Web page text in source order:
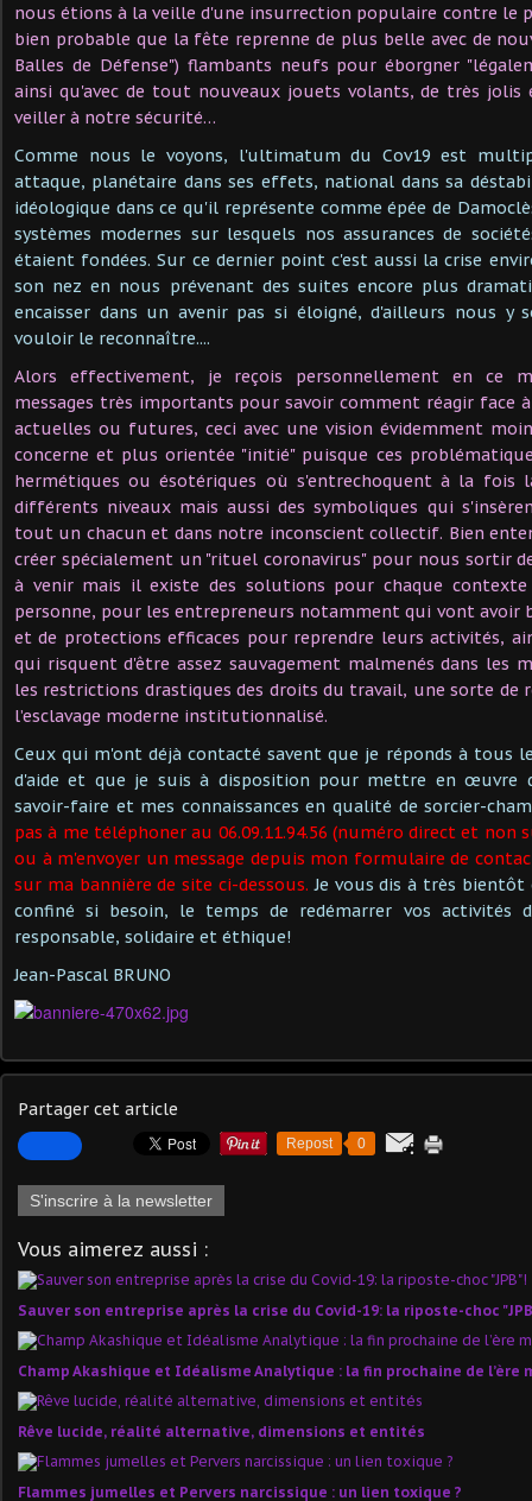
nous étions à la veille d'une insurrection populaire contre le
bien probable que la fête reprenne de plus belle avec de
Balles de Défense") flambants neufs pour éborgner
ainsi qu'avec de tout nouveaux jouets volants, de très
veiller à notre sécurité…
Comme nous le voyons, l'ultimatum du Cov19 est
attaque, planétaire dans ses effets, national dans sa
idéologique dans ce qu'il représente comme épée de
systèmes modernes sur lesquels nos assurances de
étaient fondées. Sur ce dernier point c'est aussi la crise
son nez en nous prévenant des suites encore plus
encaisser dans un avenir pas si éloigné, d'ailleurs nous y
vouloir le reconnaître....
Alors effectivement, je reçois personnellement en ce
messages très importants pour savoir comment réagir face à
actuelles ou futures, ceci avec une vision évidemment
concerne et plus orientée "initié" puisque ces
hermétiques ou ésotériques où s'entrechoquent à la fois
différents niveaux mais aussi des symboliques qui
tout un chacun et dans notre inconscient collectif. Bien
créer spécialement un "rituel coronavirus" pour nous sortir
à venir mais il existe des solutions pour chaque
personne, pour les entrepreneurs notamment qui vont avoir
et de protections efficaces pour reprendre leurs activités,
qui risquent d'être assez sauvagement malmenés dans les
les restrictions drastiques des droits du travail, une sorte de
l’esclavage moderne institutionnalisé.
Ceux qui m'ont déjà contacté savent que je réponds à tous
d'aide et que je suis à disposition pour mettre en œuvre
savoir-faire et mes connaissances en qualité de sorcier-
pas à me téléphoner au 06.09.11.94.56 (numéro direct et non
ou à m'envoyer un message depuis mon formulaire de
sur ma bannière de site ci-dessous. Je vous dis à très
confiné si besoin, le temps de redémarrer vos activités
responsable, solidaire et éthique!
Jean-Pascal BRUNO
Partager cet article
Repost 0
S'inscrire à la newsletter
Vous aimerez aussi :
Sauver son entreprise après la crise du Covid-19: la riposte-choc
Champ Akashique et Idéalisme Analytique : la fin prochaine de l’ère
Rêve lucide, réalité alternative, dimensions et entités
Flammes jumelles et Pervers narcissique : un lien toxique ?